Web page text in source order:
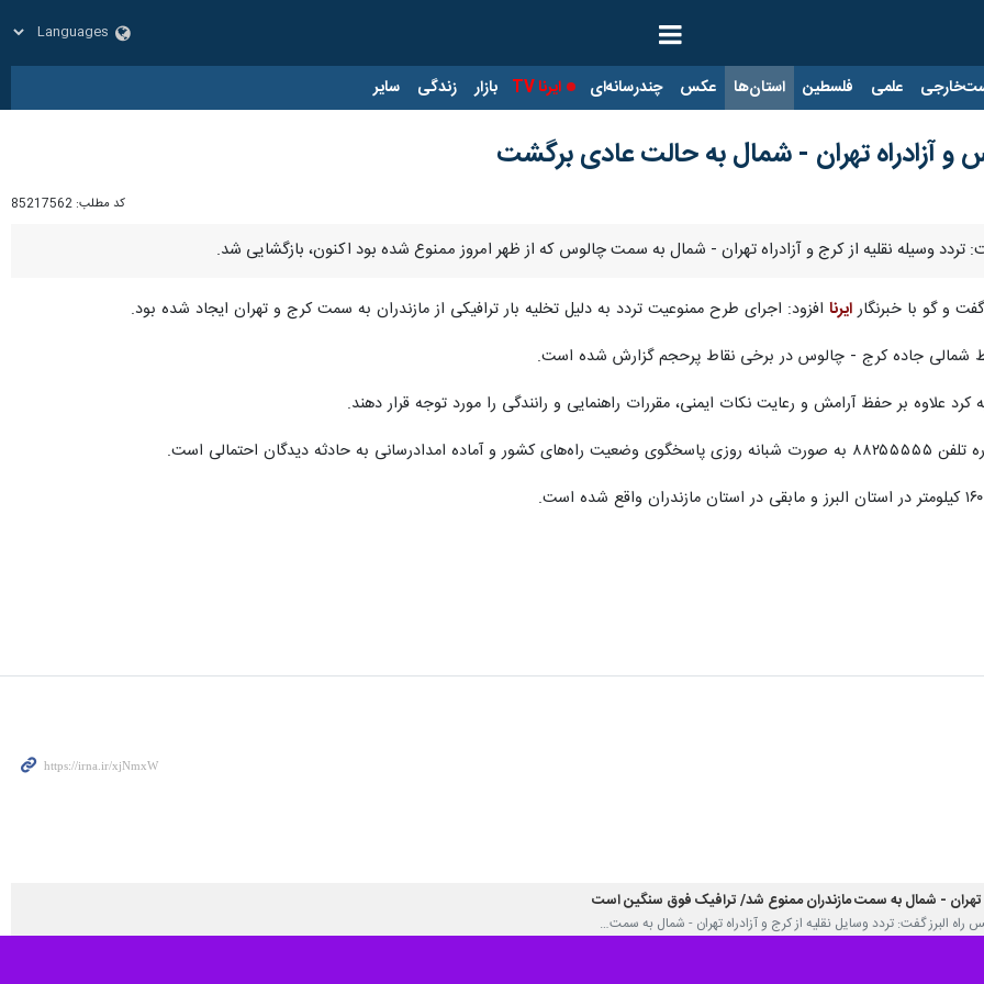
علمی فلسطین استان‌ها عکس چندرسانه‌ای ایرنا TV بازار زندگی سایر
و آزادراه تهران - شمال به حالت عادی برگشت
کد مطلب: 85217562